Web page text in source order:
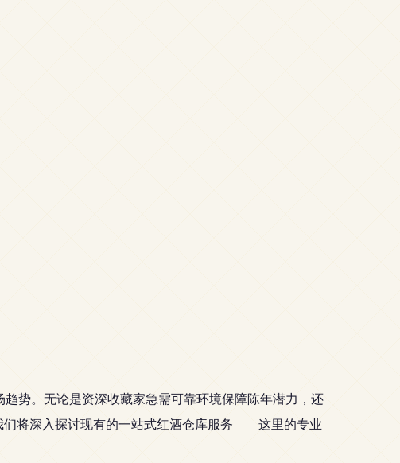
势。无论是资深收藏家急需可靠环境保障陈年潜力，还
们将深入探讨现有的一站式红酒仓库服务——这里的专业